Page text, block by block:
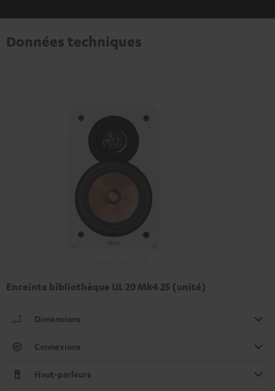
Données techniques
Enceinte bibliothèque UL 20 Mk4 25 (unité)
Dimensions
Connexions
Haut-parleurs